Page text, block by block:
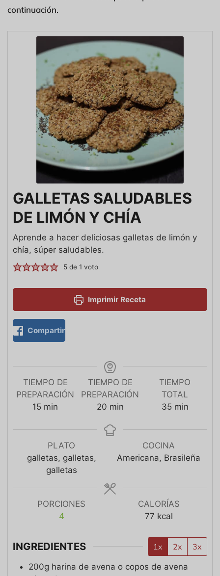
continuación.
GALLETAS SALUDABLES
DE LIMÓN Y CHÍA
Aprende a hacer deliciosas galletas de limón y
chía, súper saludables.
5 de 1 voto
Imprimir Receta
Compartir
TIEMPO DE
PREPARACIÓN
15 min
TIEMPO DE
PREPARACIÓN
20 min
TIEMPO
TOTAL
35 min
PLATO
galletas, galletas,
galletas
COCINA
Americana, Brasileña
PORCIONES
4
CALORÍAS
77 kcal
INGREDIENTES 1x 2x 3x
200g harina de avena o copos de avena